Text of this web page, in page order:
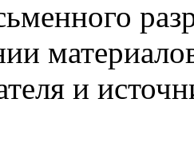
и